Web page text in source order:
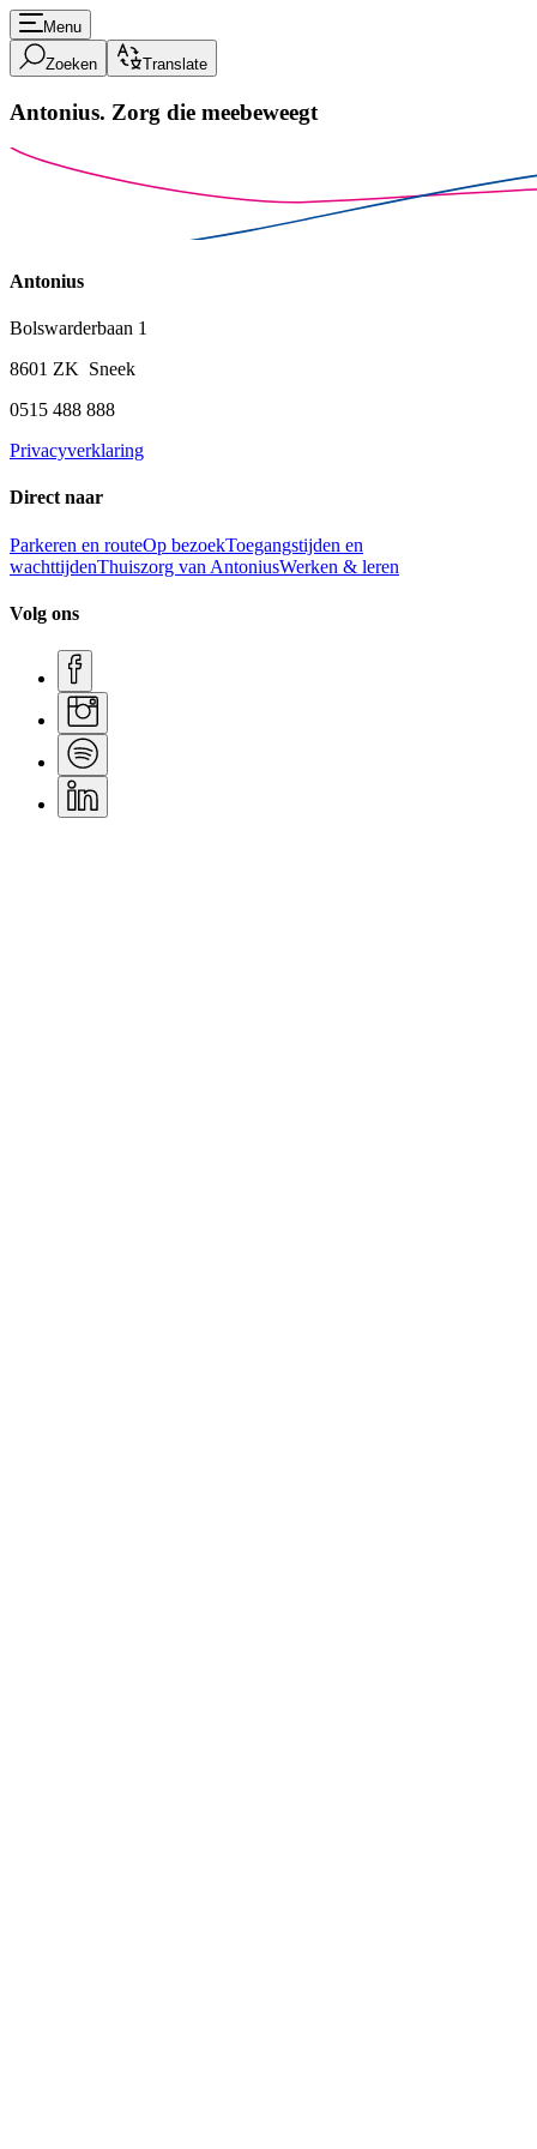
Menu
Zoeken Translate
Antonius. Zorg die meebeweegt
Antonius
Bolswarderbaan 1
8601 ZK Sneek
0515 488 888
Privacyverklaring
Direct naar
Parkeren en routeOp bezoekToegangstijden en
wachttijdenThuiszorg van AntoniusWerken & leren
Volg ons